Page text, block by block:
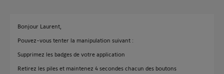
Bonjour Laurent,
Pouvez-vous tenter la manipulation suivant :
Supprimez les badges de votre application
Retirez les piles et maintenez 4 secondes chacun des boutons